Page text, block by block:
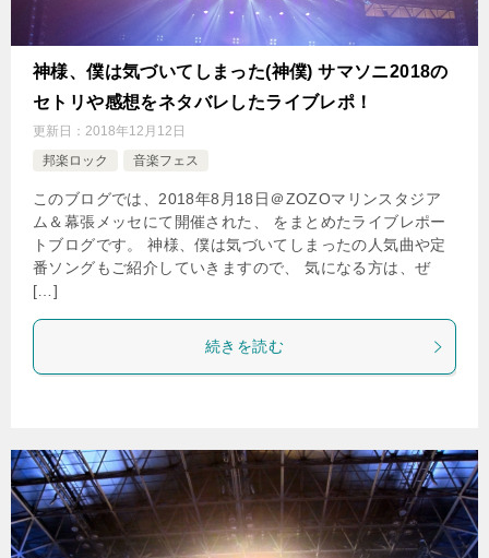
神様、僕は気づいてしまった(神僕) サマソニ2018の
セトリや感想をネタバレしたライブレポ！
更新日： 2018年12月12日
邦楽ロック
音楽フェス
このブログでは、2018年8月18日＠ZOZOマリンスタジア
ム＆幕張メッセにて開催された、 をまとめたライブレポー
トブログです。 神様、僕は気づいてしまったの人気曲や定
番ソングもご紹介していきますので、 気になる方は、ぜ
[…]
続きを読む